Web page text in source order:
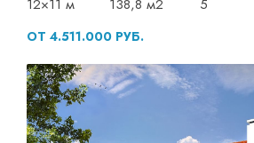
12×11 м
138,8 м2
5
ОТ 4.511.000 РУБ.